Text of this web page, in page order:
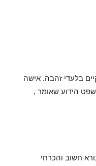
בלעדי זהבה. אישה
הידוע שאומר ,
חשוב והכרחי